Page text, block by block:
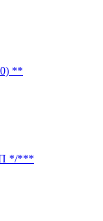
**
*/***